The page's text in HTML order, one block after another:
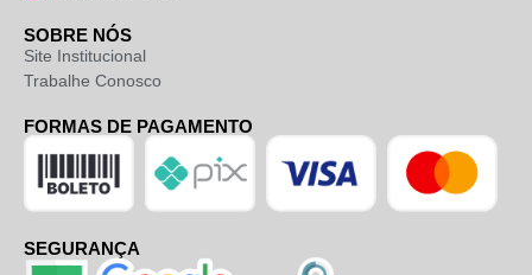
SOBRE NÓS
Site Institucional
Trabalhe Conosco
FORMAS DE PAGAMENTO
SEGURANÇA